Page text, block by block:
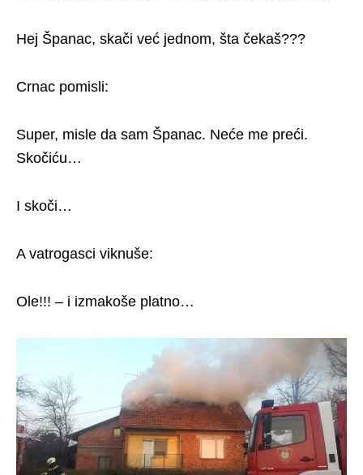
Hej Španac, skači već jednom, šta čekaš???
Crnac pomisli:
Super, misle da sam Španac. Neće me preći.
Skočiću…
I skoči…
A vatrogasci viknuše:
Ole!!! – i izmakoše platno…